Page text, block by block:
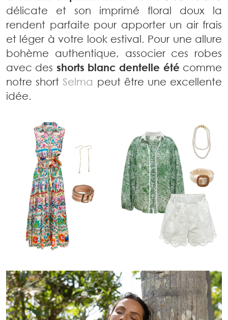
délicate et son imprimé floral doux la
rendent parfaite pour apporter un air frais
et léger à votre look estival. Pour une allure
bohème authentique, associer ces robes
avec des shorts blanc dentelle été comme
notre shortSelma peut être une excellente
idée.